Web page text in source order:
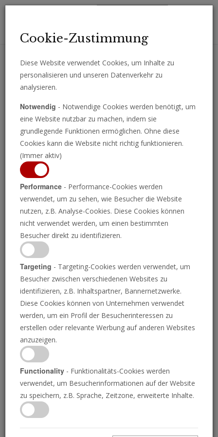
Erhalten Sie wichtige Analysen, Kommentare und Nachrichten
Papst Franziskus ist am
Ostermontag gestorben
D er Vatikan gab bekannt, dass Papst Franziskus
um 7:35 Uhr am Montag gestorben ist. Er war 88
Jahre alt.
Cookie-Zustimmung
Diese Website verwendet Cookies, um Inhalte zu
personalisieren und unseren Datenverkehr zu
analysieren.
Notwendig - Notwendige Cookies werden benötigt, um
eine Website nutzbar zu machen, indem sie
grundlegende Funktionen ermöglichen. Ohne diese
Cookies kann die Website nicht richtig funktionieren.
(Immer aktiv)
Performance - Performance-Cookies werden
verwendet, um zu sehen, wie Besucher die Website
nutzen, z.B. Analyse-Cookies. Diese Cookies können
nicht verwendet werden, um einen bestimmten
Besucher direkt zu identifizieren.
Targeting - Targeting-Cookies werden verwendet, um
Besucher zwischen verschiedenen Websites zu
identifizieren, z.B. Inhaltspartner, Bannernetzwerke.
Diese Cookies können von Unternehmen verwendet
werden, um ein Profil der Besucherinteressen zu
erstellen oder relevante Werbung auf anderen Websites
anzuzeigen.
Functionality - Funktionalitäts-Cookies werden
verwendet, um Besucherinformationen auf der Website
zu speichern, z.B. Sprache, Zeitzone, erweiterte Inhalte.